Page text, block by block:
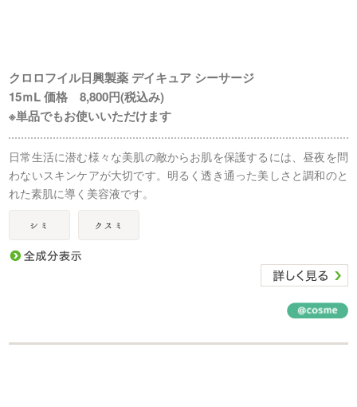
クロロフイル日興製薬 デイキュア シーサージ
15ｍL 価格 8,800円(税込み)
※単品でもお使いいただけます
日常生活に潜む様々な美肌の敵からお肌を保護するには、昼夜を問
わないスキンケアが大切です。明るく透き通った美しさと調和のと
れた素肌に導く美容液です。